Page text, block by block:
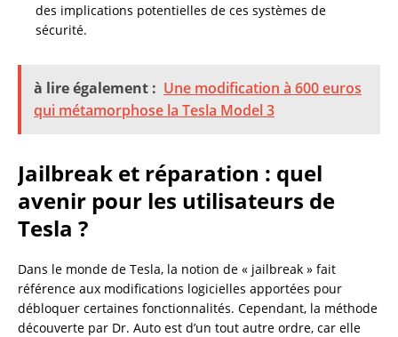
des implications potentielles de ces systèmes de
sécurité.
à lire également : Une modification à 600 euros
qui métamorphose la Tesla Model 3
Jailbreak et réparation : quel
avenir pour les utilisateurs de
Tesla ?
Dans le monde de Tesla, la notion de « jailbreak » fait
référence aux modifications logicielles apportées pour
débloquer certaines fonctionnalités. Cependant, la méthode
découverte par Dr. Auto est d’un tout autre ordre, car elle